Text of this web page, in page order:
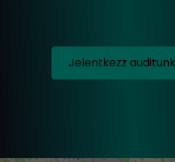
Jelentkezz